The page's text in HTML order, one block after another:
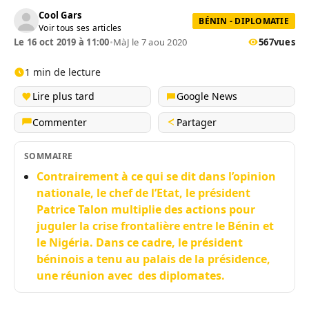
Cool Gars
Voir tous ses articles
BÉNIN - DIPLOMATIE
Le 16 oct 2019 à 11:00•MàJ le 7 aou 2020 567vues
1 min de lecture
Lire plus tard
Google News
Commenter
Partager
SOMMAIRE
Contrairement à ce qui se dit dans l’opinion
nationale, le chef de l’Etat, le président
Patrice Talon multiplie des actions pour
juguler la crise frontalière entre le Bénin et
le Nigéria. Dans ce cadre, le président
béninois a tenu au palais de la présidence,
une réunion avec des diplomates.